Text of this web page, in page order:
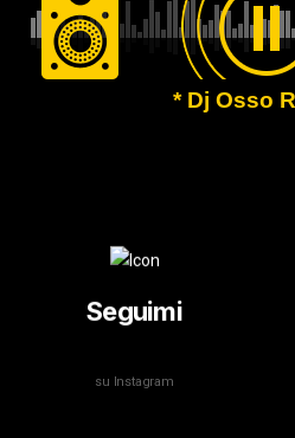
* Dj Osso
Seguimi
su Instagram